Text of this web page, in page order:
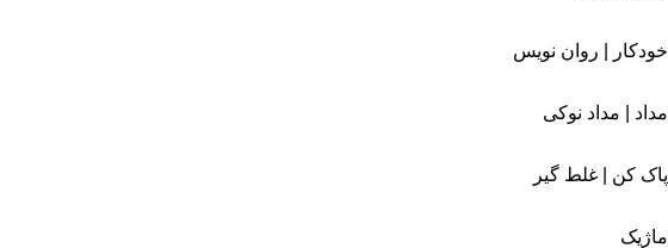
خودکار | روان نویس
مداد | مداد نوکی
پاک کن | غلط گیر
ماژیک